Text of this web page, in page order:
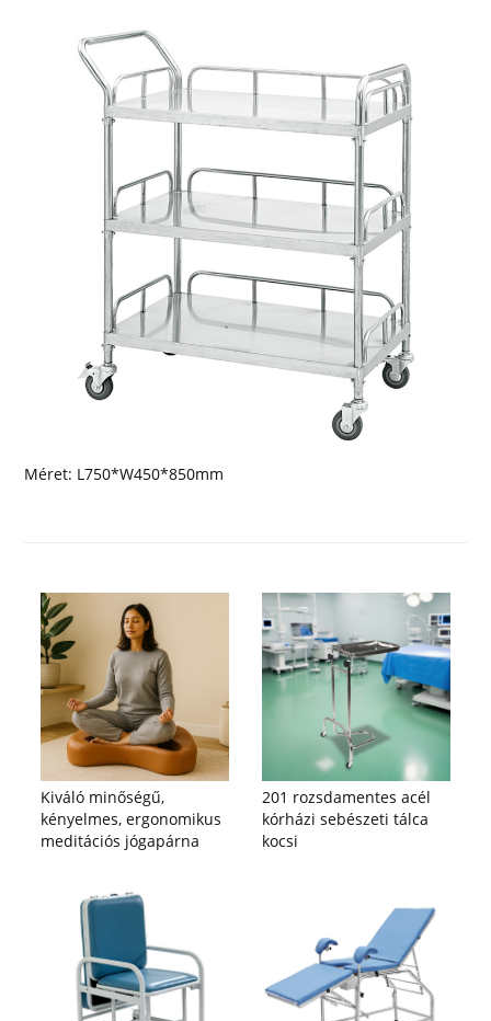
Méret: L750*W450*850mm
Kiváló minőségű,
kényelmes, ergonomikus
meditációs jógapárna
201 rozsdamentes acél
kórházi sebészeti tálca
kocsi